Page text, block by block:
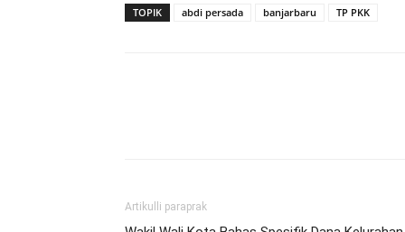
TOPIK abdi persada banjarbaru TP PKK
Artikulli paraprak